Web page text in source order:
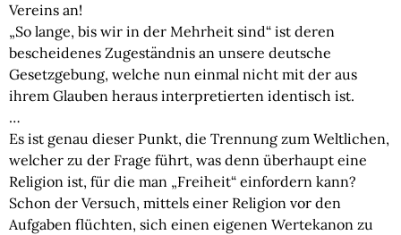
Vereins an!
„So lange, bis wir in der Mehrheit sind“ ist deren
bescheidenes Zugeständnis an unsere deutsche
Gesetzgebung, welche nun einmal nicht mit der aus
ihrem Glauben heraus interpretierten identisch ist.
…
Es ist genau dieser Punkt, die Trennung zum Weltlichen,
welcher zu der Frage führt, was denn überhaupt eine
Religion ist, für die man „Freiheit“ einfordern kann?
Schon der Versuch, mittels einer Religion vor den
Aufgaben flüchten, sich einen eigenen Wertekanon zu